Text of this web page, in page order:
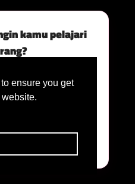
ensure you get
kamu pelajari
ini adalah...
Solusinya